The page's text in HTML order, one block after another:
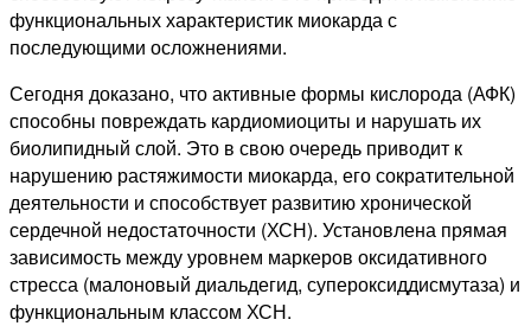
функциональных характеристик миокарда с
последующими осложнениями.
Сегодня доказано, что активные формы кислорода (АФК)
способны повреждать кардиомиоциты и нарушать их
биолипидный слой. Это в свою очередь приводит к
нарушению растяжимости миокарда, его сократительной
деятельности и способствует развитию хронической
сердечной недостаточности (ХСН). Установлена прямая
зависимость между уровнем маркеров оксидативного
стресса (малоновый диальдегид, супероксиддисмутаза) и
функциональным классом ХСН.